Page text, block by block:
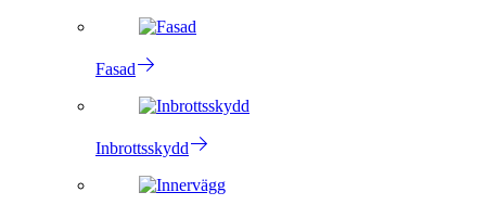
Fasad
Inbrottsskydd